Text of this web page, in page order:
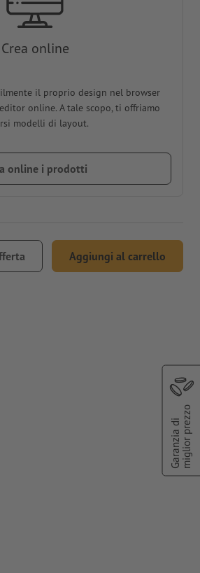
Crea online
il proprio design nel browser
online. A tale scopo, ti offriamo
modelli di layout.
online i prodotti
Aggiungi al carrello
Garanzia dimiglior prezzo